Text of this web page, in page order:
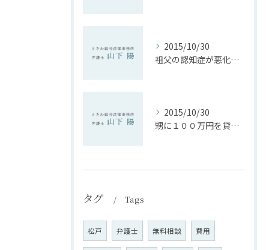
2015/10/30
祖父の認知症が悪化後，不動産を勝手に売却。取り返せるか【後見問題】
2015/10/30
甥に１００万円を貸したまま１２年。返してもらえるか
タグ Tags
松戸 弁護士 無料相談 費用